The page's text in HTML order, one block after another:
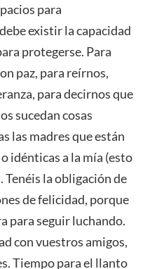
para
existir la capacidad
protegerse. Para
paz, para reírnos,
para decirnos que
sucedan cosas
las madres que están
idénticas a la mía (esto
la obligación de
de felicidad, porque
para seguir luchando.
con vuestros amigos,
Tiempo para el llanto